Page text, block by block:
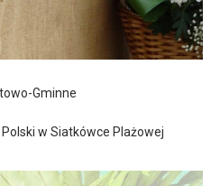
Gminne
w Siatkówce Plażowej